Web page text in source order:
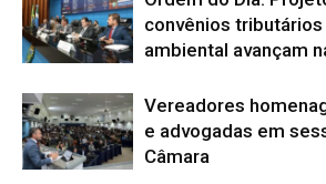
convênios
ambiental avançam
Vereadores
e advogadas em
Câmara